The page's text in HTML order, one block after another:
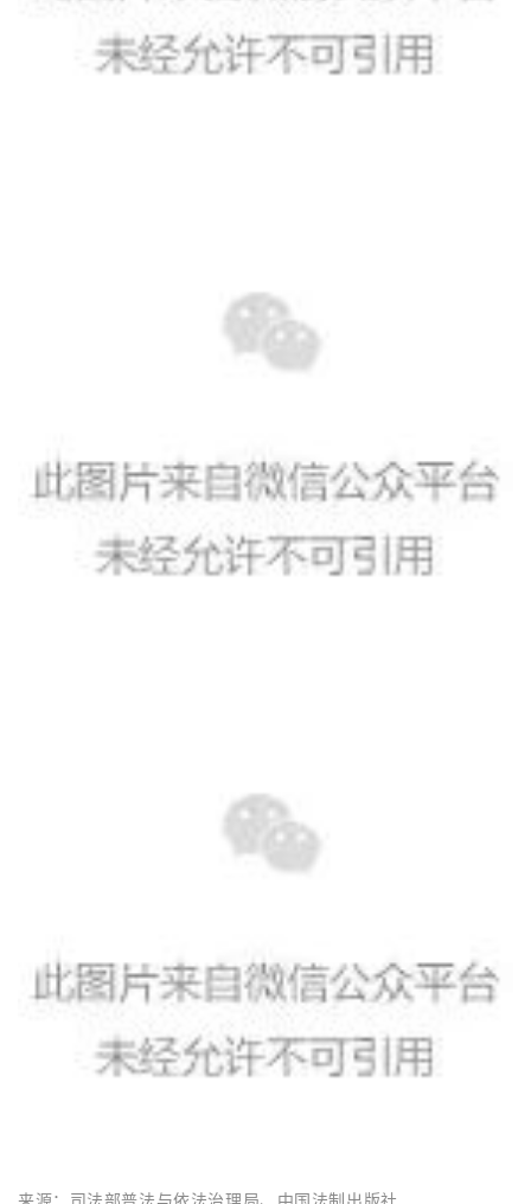
来源： 司法部普法与依法治理局、中国法制出版社